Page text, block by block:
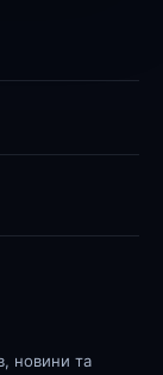
новини та